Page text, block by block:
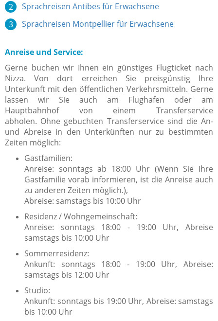
Sprachreisen Antibes für Erwachsene
Sprachreisen Montpellier für Erwachsene
Anreise und Service:
Gerne buchen wir Ihnen ein günstiges Flugticket nach
Nizza. Von dort erreichen Sie preisgünstig Ihre
Unterkunft mit den öffentlichen Verkehrsmitteln. Gerne
lassen wir Sie auch am Flughafen oder am
Hauptbahnhof von einem Transferservice
abholen. Ohne gebuchten Transferservice sind die An-
und Abreise in den Unterkünften nur zu bestimmten
Zeiten möglich:
Gastfamilien:
Anreise: sonntags ab 18:00 Uhr (Wenn Sie Ihre
Gastfamilie vorab informieren, ist die Anreise auch
zu anderen Zeiten möglich.),
Abreise: samstags bis 10:00 Uhr
Residenz / Wohngemeinschaft:
Anreise: sonntags 18:00 - 19:00 Uhr, Abreise
samstags bis 10:00 Uhr
Sommerresidenz:
Ankunft: sonntags 18:00 - 19:00 Uhr, Abreise:
samstags bis 12:00 Uhr
Studio:
Ankunft: sonntags bis 19:00 Uhr, Abreise: samstags
bis 10:00 Uhr